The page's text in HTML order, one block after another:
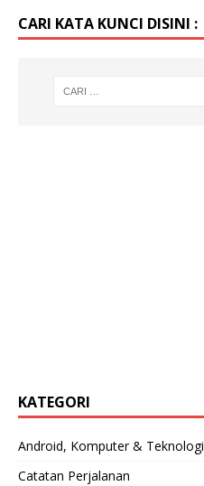
CARI KATA KUNCI DISINI :
KATEGORI
Android, Komputer & Teknologi
Catatan Perjalanan